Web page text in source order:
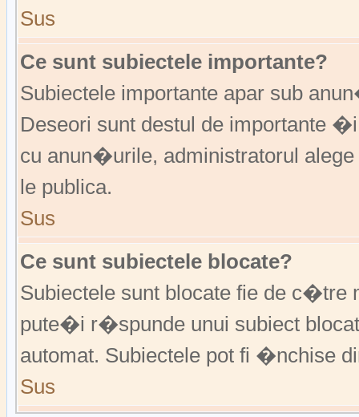
Sus
Ce sunt subiectele importante?
Subiectele importante apar sub
Deseori sunt destul de
cu anun�urile, administratorul
le publica.
Sus
Ce sunt subiectele blocate?
Subiectele sunt blocate fie de
pute�i r�spunde unui subiect
automat. Subiectele pot fi �nchise
Sus